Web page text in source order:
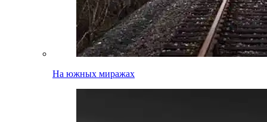
На южных миражах